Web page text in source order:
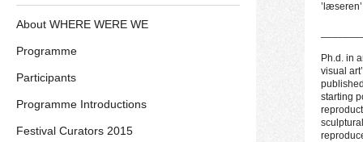
Ph.d. in
visual
starting
About WHERE WERE WE
Programme
Participants
Programme Introductions
Festival Curators 2015